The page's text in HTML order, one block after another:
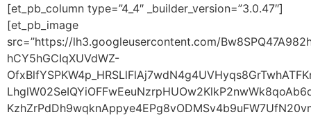
[et_pb_column type=”4_4″ _builder_version=”3.0.47″]
[et_pb_image
src=”https://lh3.googleusercontent.com/
hCY5hGCIqXUVdWZ-